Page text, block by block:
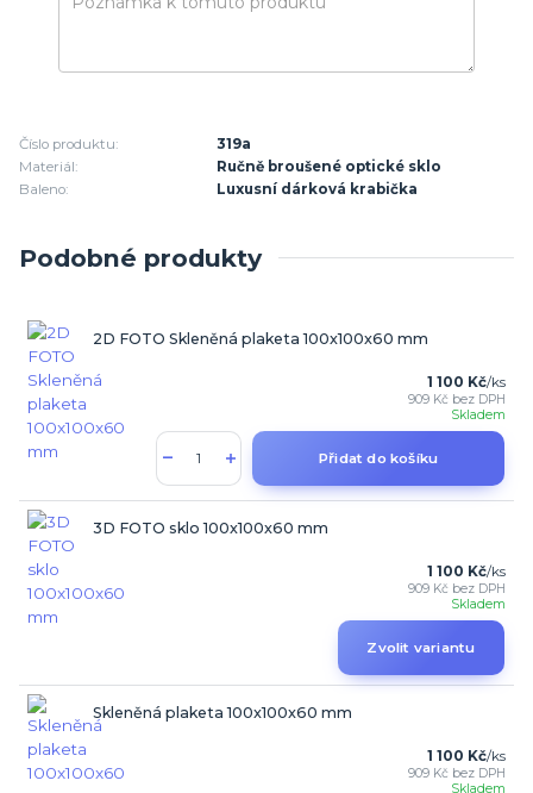
Číslo produktu:
319a
Materiál:
Ručně broušené optické sklo
Baleno:
Luxusní dárková krabička
Podobné produkty
2D FOTO Skleněná plaketa 100x100x60 mm
1 100 Kč/ks
909 Kč bez DPH
Skladem
Přidat do košíku
3D FOTO sklo 100x100x60 mm
1 100 Kč/ks
909 Kč bez DPH
Skladem
Zvolit variantu
Skleněná plaketa 100x100x60 mm
1 100 Kč/ks
909 Kč bez DPH
Skladem